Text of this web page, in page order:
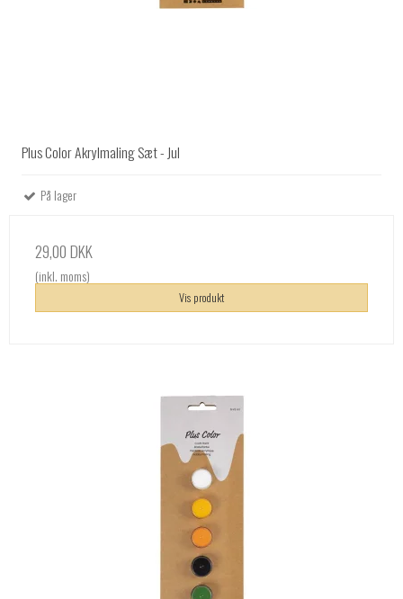
Plus Color Akrylmaling Sæt - Jul
På lager
29,00 DKK
(inkl. moms)
Vis produkt